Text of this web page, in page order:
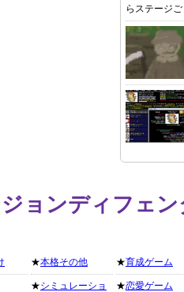
らステージ
ョンディフェ
★本格その他
★シミュレーショ
★育成ゲーム
★恋愛ゲーム